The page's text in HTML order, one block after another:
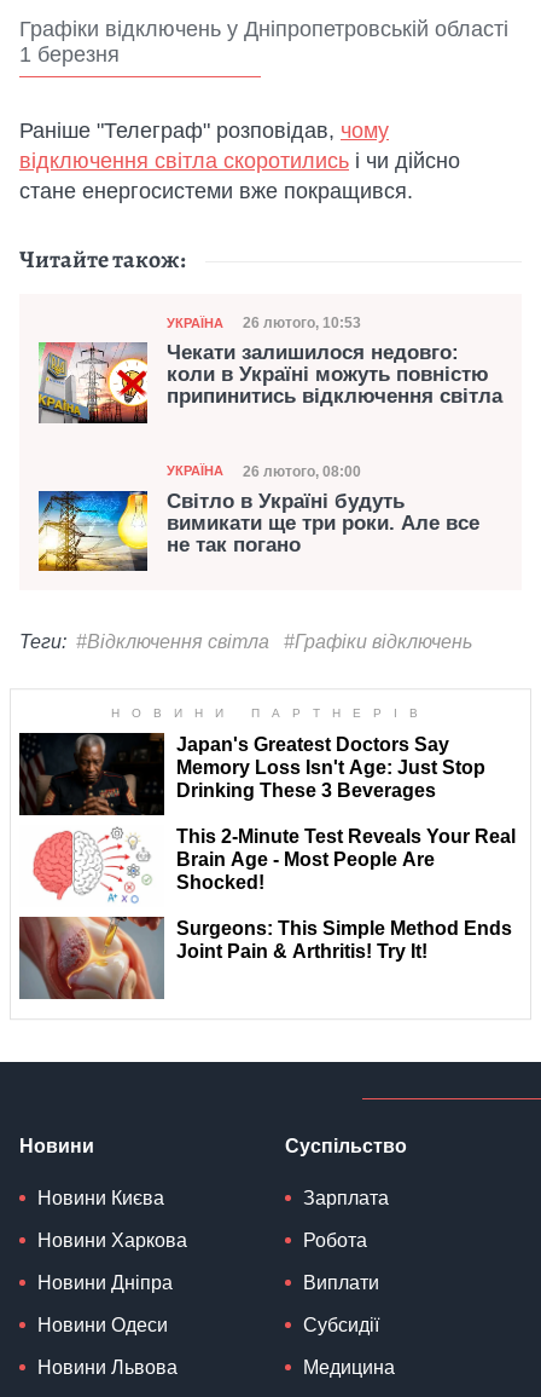
Графіки відключень у Дніпропетровській області
1 березня
Раніше "Телеграф" розповідав, чому
відключення світла скоротились і чи дійсно
стане енергосистеми вже покращився.
Читайте також:
Категорія
УКРАЇНА Дата публікації
26 лютого, 10:53
Чекати залишилося недовго:
коли в Україні можуть повністю
припинитись відключення світла
Категорія
УКРАЇНА Дата публікації
26 лютого, 08:00
Світло в Україні будуть
вимикати ще три роки. Але все
не так погано
Теги: #Відключення світла #Графіки відключень
Новини
Новини Києва
Новини Харкова
Новини Дніпра
Новини Одеси
Новини Львова
Суспільство
Зарплата
Робота
Виплати
Субсидії
Медицина